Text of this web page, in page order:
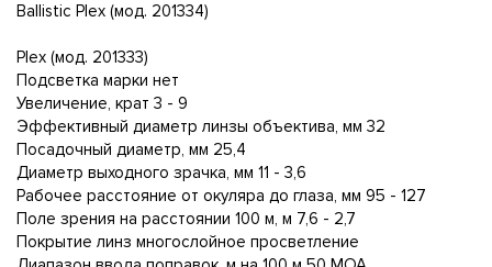
Ballistic Plex (мод. 201334)
Plex (мод. 201333)
Подсветка марки нет
Увеличение, крат 3 - 9
Эффективный диаметр линзы объектива, мм 32
Посадочный диаметр, мм 25,4
Диаметр выходного зрачка, мм 11 - 3,6
Рабочее расстояние от окуляра до глаза, мм 95 - 127
Поле зрения на расстоянии 100 м, м 7,6 - 2,7
Покрытие линз многослойное просветление